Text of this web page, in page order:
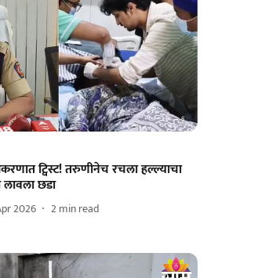
ट्विस्ट! तरुणीनेच रचला हल्ल्याचा
लावला छडा
2026 2min read